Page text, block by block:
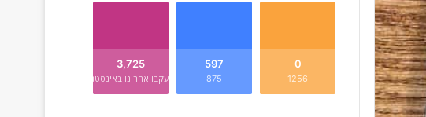
0
1256
597
875
3,725
עקבו אחרינו באינסטגרם